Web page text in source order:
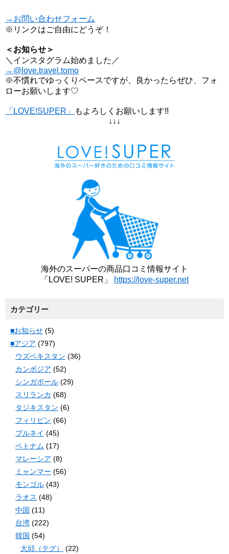
→お問い合わせフォーム
※リンクはご自由にどうぞ！
＜お知らせ＞
＼インスタグラム始めました／
→@love.travel.tomo
※不慣れでゆっくりペースですが、良かったらぜひ、フォ
ローお願いします♡
「LOVE!SUPER」
もよろしくお願いします!!
↓↓↓
海外のスーパーの商品口コミ情報サイト
「LOVE! SUPER」
https://love-super.net
カテゴリー
■お知らせ (5)
■アジア (797)
ウズベキスタン (36)
カンボジア (52)
シンガポール (29)
スリランカ (68)
タジキスタン (6)
フィリピン (66)
ブルネイ (45)
ベトナム (17)
マレーシア (8)
ミャンマー (56)
モンゴル (43)
ラオス (48)
中国 (11)
台湾 (222)
韓国 (54)
大邱（テグ）
(22)